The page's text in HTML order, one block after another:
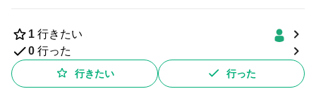
1 行きたい
0 行った
行きたい 行った